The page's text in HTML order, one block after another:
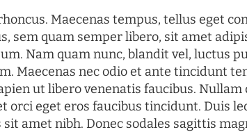
Maecenas tempus, tellus eget
sem quam semper libero, sit amet
Nam quam nunc, blandit vel, luctus
Maecenas nec odio et ante tincidunt
ut libero venenatis faucibus. Nullam
orci eget eros faucibus tincidunt. Duis
amet nibh. Donec sodales sagittis